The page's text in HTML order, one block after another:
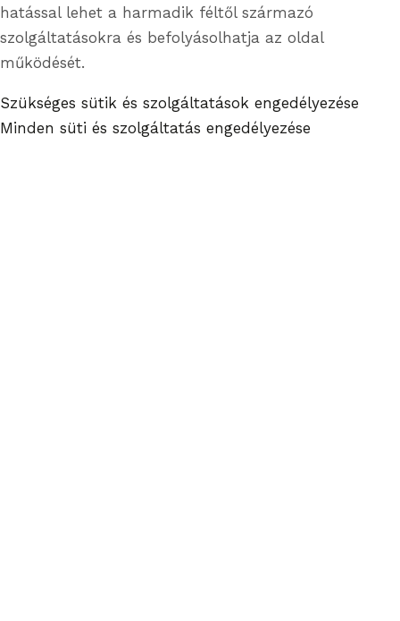
hatással lehet a harmadik féltől származó
szolgáltatásokra és befolyásolhatja az oldal
működését.
Szükséges sütik és szolgáltatások engedélyezése
Minden süti és szolgáltatás engedélyezése